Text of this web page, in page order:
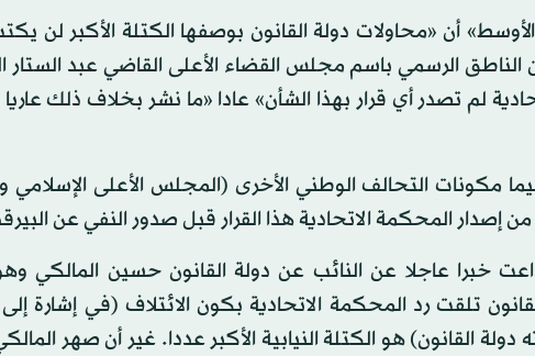
أن «محاولات دولة القانون بوصفها الكتلة الأكبر لن
الرسمي باسم مجلس القضاء الأعلى القاضي عبد الستار
لم تصدر أي قرار بهذا الشأن» عادا «ما نشر بخلاف ذلك
مكونات التحالف الوطني الأخرى (المجلس الأعلى الإسلامي
إصدار المحكمة الاتحادية هذا القرار قبل صدور النفي عن
خبرا عاجلا عن النائب عن دولة القانون حسين المالكي
تلقت رد المحكمة الاتحادية بكون الائتلاف (في إشارة إلى
القانون) هو الكتلة النيابية الأكبر عددا. غير أن صهر